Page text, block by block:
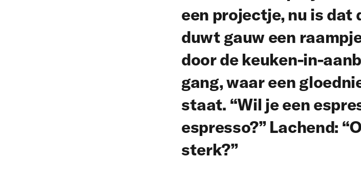
een projectje, nu is dat
duwt gauw een
door de keuken-in-
gang, waar een
staat. “Wil je een
espresso?” Lachend:
sterk?”